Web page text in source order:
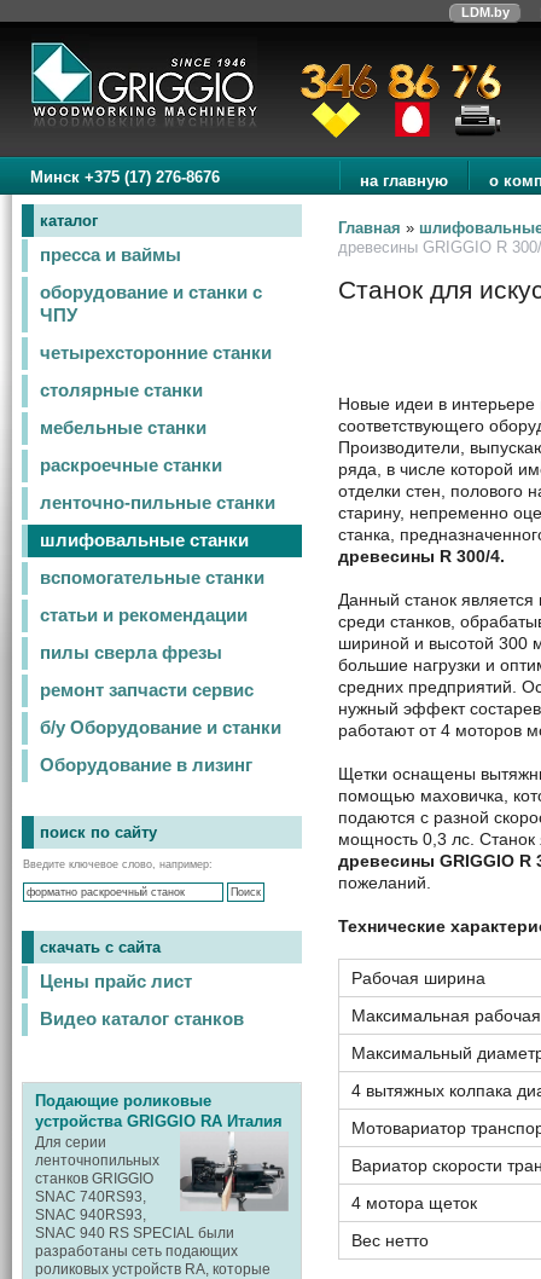
LDM.by
Минск +375 (17) 276-8676 на главную о
каталог
пресса и ваймы
оборудование и станки с
ЧПУ
четырехсторонние станки
столярные станки
мебельные станки
раскроечные станки
ленточно-пильные станки
шлифовальные станки
вспомогательные станки
статьи и рекомендации
пилы сверла фрезы
ремонт запчасти сервис
б/у Оборудование и станки
Оборудование в лизинг
поиск по сайту
Введите ключевое слово, например:
скачать с сайта
Цены прайс лист
Видео каталог станков
Подающие роликовые
устройства GRIGGIO RA Италия
Для серии
ленточнопильных
станков GRIGGIO
SNAC 740RS93,
SNAC 940RS93,
SNAC 940 RS SPECIAL были
разработаны сеть подающих
роликовых устройств RA, которые
Главная » шлифовальные
древесины GRIGGIO R
Станок для
Новые идеи в
соответствующего
Производители,
ряда, в числе которой
отделки стен, полового
старину, непременно
станка,
древесины R 300/4.
Данный станок является
среди станков,
шириной и высотой 300
большие нагрузки и
средних предприятий.
нужный эффект
работают от 4 моторов
Щетки оснащены
помощью маховичка,
подаются с разной
мощность 0,3 лс. Станок
древесины GRIGGIO R
пожеланий.
Технические
Рабочая ширина
Максимальная
Максимальный
4 вытяжных колпака
Мотовариатор
Вариатор скорости
4 мотора щеток
Вес нетто